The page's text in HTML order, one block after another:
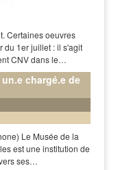
Certaines oeuvres
du 1er juillet : il s'agit
CNV dans le…
chargé.e de
Le Musée de la
est une institution de
ses…